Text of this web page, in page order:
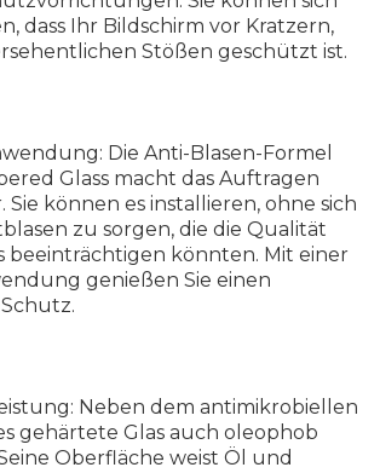
dass Ihr Bildschirm vor Kratzern,
Stößen geschützt ist.
Die Anti-Blasen-Formel
Glass macht das Auftragen
Sie können es installieren, ohne sich
zu sorgen, die die Qualität
beeinträchtigen könnten. Mit einer
genießen Sie einen
Neben dem antimikrobiellen
gehärtete Glas auch oleophob
Oberfläche weist Öl und